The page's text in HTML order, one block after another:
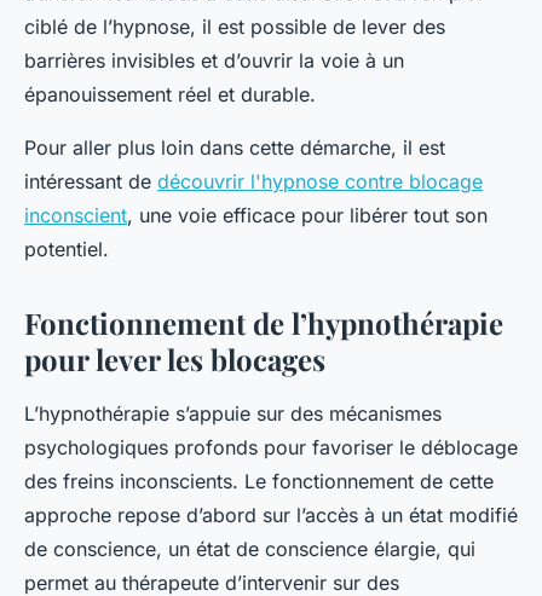
ciblé de l’hypnose, il est possible de lever des
barrières invisibles et d’ouvrir la voie à un
épanouissement réel et durable.
Pour aller plus loin dans cette démarche, il est
intéressant de découvrir l'hypnose contre blocage
inconscient, une voie efficace pour libérer tout son
potentiel.
Fonctionnement de l’hypnothérapie
pour lever les blocages
L’hypnothérapie s’appuie sur des mécanismes
psychologiques profonds pour favoriser le déblocage
des freins inconscients. Le fonctionnement de cette
approche repose d’abord sur l’accès à un état modifié
de conscience, un état de conscience élargie, qui
permet au thérapeute d’intervenir sur des